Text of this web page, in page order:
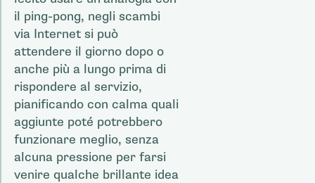
il ping-pong, negli scambi
via Internet si può
attendere il giorno dopo o
anche più a lungo prima di
rispondere al servizio,
pianificando con calma quali
aggiunte poté potrebbero
funzionare meglio, senza
alcuna pressione per farsi
venire qualche brillante idea